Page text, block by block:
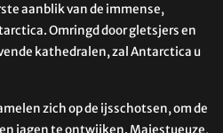
aanblik van de immense,
Omringd door gletsjers en
kathedralen, zal Antarctica u
zich op de ijsschotsen, om de
jagen te ontwijken. Majestueuze,